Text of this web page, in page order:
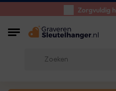
Zorgvuldig
Klanten